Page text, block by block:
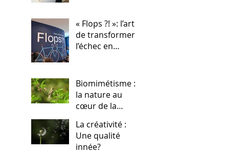
Arts & Sens
« Flops ?! »: l’art
de transformer
l’échec en
Biomimétisme :
la nature au
cœur de la
La créativité :
Une qualité
innée?